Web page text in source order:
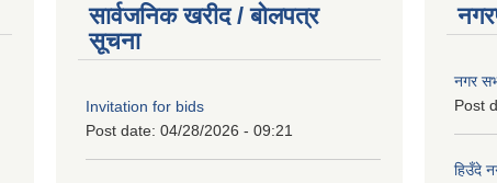
सार्वजनिक खरीद / बोलपत्र
सूचना
Invitation for bids
Post date: 04/28/2026 - 09:21
नगर
Post
हिउँदे